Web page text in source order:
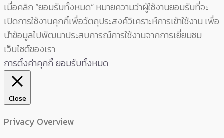
เมื่อคลิก “ยอมรับทั้งหมด” หมายความว่าผู้ใช้งานยอมรับที่จะ
เปิดการใช้งานคุกกี้เพื่อวัตถุประสงค์วิเคราะห์การเข้าใช้งาน เพื่อ
นำข้อมูลไปพัฒนาประสบการณ์การใช้งานจากการเยี่ยมชม
เว็บไซต์ของเรา
การตั้งค่าคุกกี้ยอมรับทั้งหมด
Close
Privacy Overview